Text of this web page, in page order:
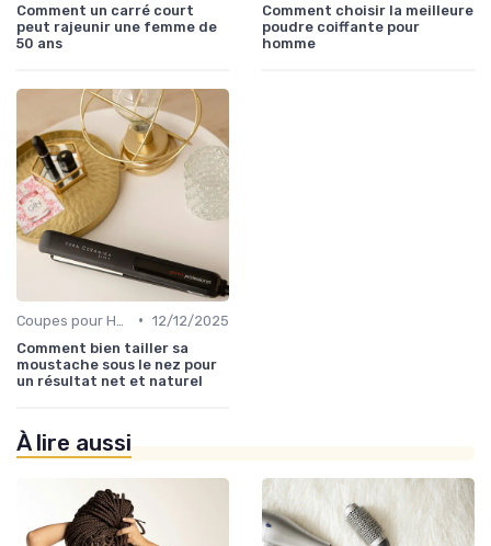
Comment un carré court
peut rajeunir une femme de
50 ans
Comment choisir la meilleure
poudre coiffante pour
homme
• 12/12/2025
Comment bien tailler sa
moustache sous le nez pour
un résultat net et naturel
À lire aussi